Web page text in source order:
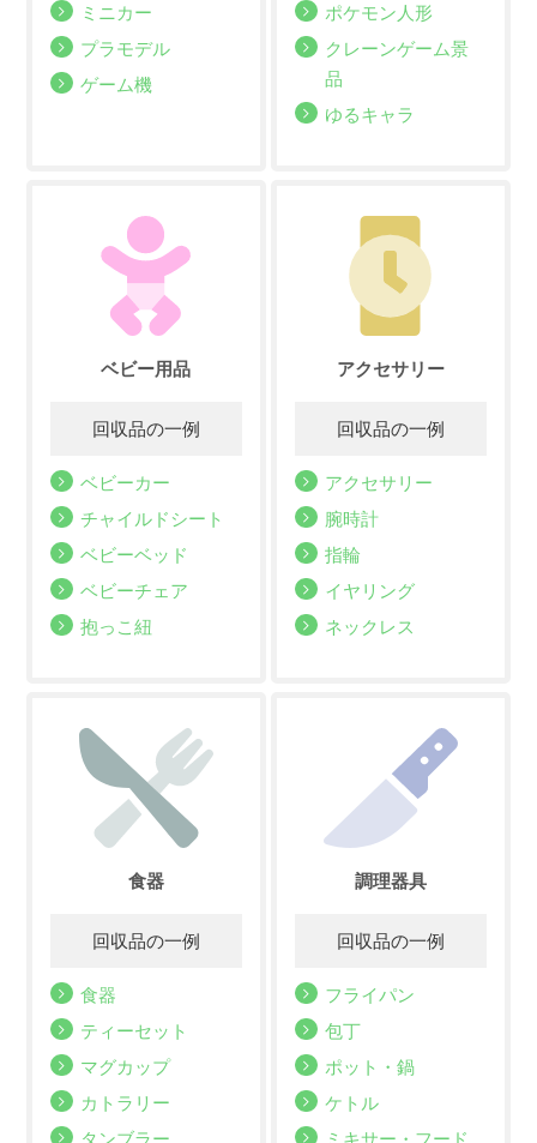
ミニカー
プラモデル
ゲーム機
ポケモン人形
クレーンゲーム景
品
ゆるキャラ
ベビー用品
ベビーカー
チャイルドシート
ベビーベッド
ベビーチェア
抱っこ紐
アクセサリー
アクセサリー
腕時計
指輪
イヤリング
ネックレス
食器
食器
ティーセット
マグカップ
カトラリー
タンブラー
調理器具
フライパン
包丁
ポット・鍋
ケトル
ミキサー・フード